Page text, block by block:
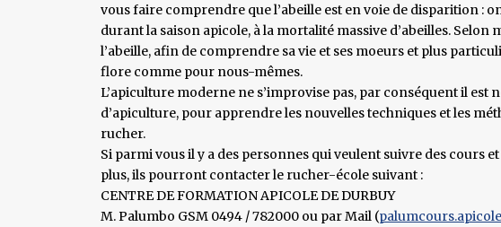
vous faire comprendre que l’abeille est en voie de disparition :
durant la saison apicole, à la mortalité massive d’abeilles. Selon
l’abeille, afin de comprendre sa vie et ses moeurs et plus
flore comme pour nous-mêmes.
L’apiculture moderne ne s’improvise pas, par conséquent il est
d’apiculture, pour apprendre les nouvelles techniques et les
rucher.
Si parmi vous il y a des personnes qui veulent suivre des cours
plus, ils pourront contacter le rucher-école suivant :
CENTRE DE FORMATION APICOLE DE DURBUY
M. Palumbo GSM 0494 / 782000 ou par Mail (